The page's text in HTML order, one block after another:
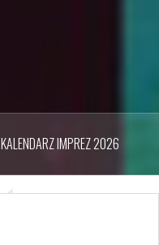
KALENDARZ IMPREZ 2026